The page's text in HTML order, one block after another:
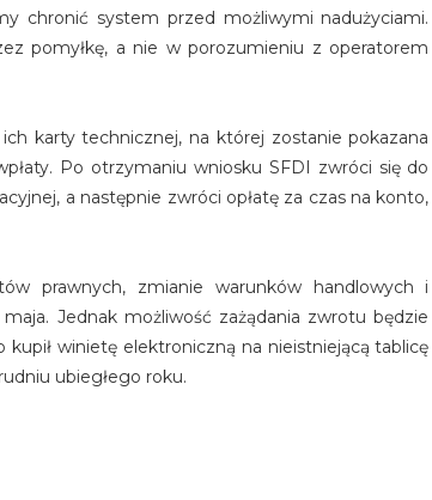
chronić system przed możliwymi nadużyciami.
pomyłkę, a nie w porozumieniu z operatorem
karty technicznej, na której zostanie pokazana
Po otrzymaniu wniosku SFDI zwróci się do
a następnie zwróci opłatę za czas na konto,
prawnych, zmianie warunków handlowych i
Jednak możliwość zażądania zwrotu będzie
winietę elektroniczną na nieistniejącą tablicę
ubiegłego roku.